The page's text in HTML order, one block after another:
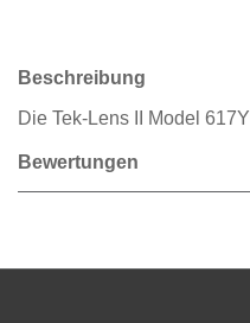
Beschreibung
Die Tek-Lens II Model
Bewertungen